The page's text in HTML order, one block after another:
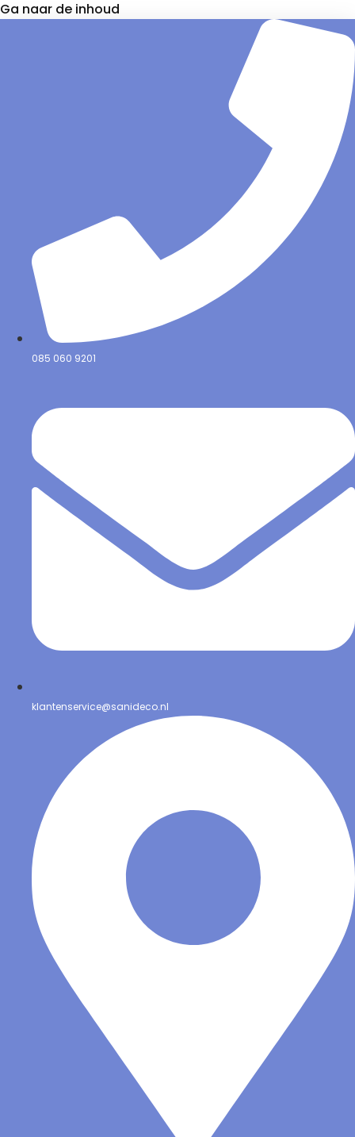
Ga naar de inhoud
085 060 9201
klantenservice@sanideco.nl